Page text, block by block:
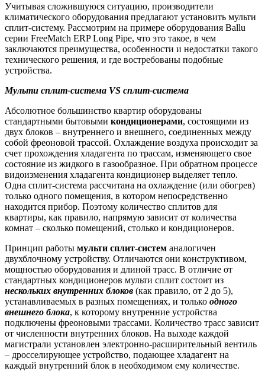
Учитывая сложившуюся ситуацию, производители
климатического оборудования предлагают установить мульти
сплит-систему. Рассмотрим на примере оборудования Ballu
серии FreeMatch ERP Long Pipe, что это такое, в чем
заключаются преимущества, особенности и недостатки такого
технического решения, и где востребованы подобные
устройства.
Мульти сплит-система VS сплит-система
Абсолютное большинство квартир оборудованы
стандартными бытовыми кондиционерами, состоящими из
двух блоков – внутреннего и внешнего, соединенных между
собой фреоновой трассой. Охлаждение воздуха происходит за
счет прохождения хладагента по трассам, изменяющего свое
состояние из жидкого в газообразное. При обратном процессе
видоизменения хладагента кондиционер выделяет тепло.
Одна сплит-система рассчитана на охлаждение (или обогрев)
только одного помещения, в котором непосредственно
находится прибор. Поэтому количество сплитов для
квартиры, как правило, напрямую зависит от количества
комнат – сколько помещений, столько и кондиционеров.
Принцип работы мульти сплит-систем аналогичен
двухблочному устройству. Отличаются они конструктивом,
мощностью оборудования и длиной трасс. В отличие от
стандартных кондиционеров мульти сплит состоит из
нескольких внутренних блоков (как правило, от 2 до 5),
устанавливаемых в разных помещениях, и только одного
внешнего блока, к которому внутренние устройства
подключены фреоновыми трассами. Количество трасс зависит
от численности внутренних блоков. На выходе каждой
магистрали установлен электронно-расширительный вентиль
– дросселирующее устройство, подающее хладагент на
каждый внутренний блок в необходимом ему количестве.